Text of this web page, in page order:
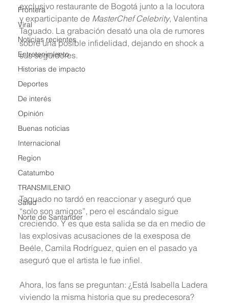
Frontera
Viral
Noticias recientes
Entretenimiento
Historias de impacto
Deportes
De interés
Opinión
Buenas noticias
Internacional
Region
Catatumbo
TRANSMILENIO
Salud
Norte de Santander
exclusivo restaurante de Bogotá junto a la locutora
y exparticipante de MasterChef Celebrity, Valentina
Taguado. La grabación desató una ola de rumores
sobre una posible infidelidad, dejando en shock a
sus seguidores.
Taguado no tardó en reaccionar y aseguró que
“solo son amigos”, pero el escándalo sigue
creciendo. Y es que esta salida se da en medio de
las explosivas acusaciones de la exesposa de
Beéle, Camila Rodríguez, quien en el pasado ya
aseguró que el artista le fue infiel.
Ahora, los fans se preguntan: ¿Está Isabella Ladera
viviendo la misma historia que su predecesora?